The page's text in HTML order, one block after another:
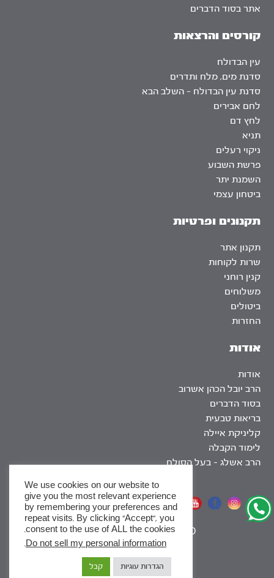
אודות
אודות
הרב יובל הכהן אשרוב
בסוד הדברים
בריאות טבעית
קליניקת איילה
לימוד הקבלה
הרב אשלג – בעל הסולם
אתר בסוד הדברים
קורסים והרצאות
עין הבדולח
סדנת מים, מלח ותדרים
סדנת עין הבדולח – השלב הבא
לחם אבירים
לחץ דם
תניא
ניקוי רעלים
פרשת השבוע
השמנת יתר
ביטחון עצמי
תקנונים ופרטיות
תקנון אתר
שרות לקוחות
קנין רוחני
משלוחים
ביטולים
החזרות
אתר שומר שבת
SEO
|
We use cookies on our website to
give you the most relevant experience
by remembering your preferences and
repeat visits. By clicking “Accept”, you
consent to the use of ALL the cookies.
Do not sell my personal information
.
הגדרות עוגיות קבל
x